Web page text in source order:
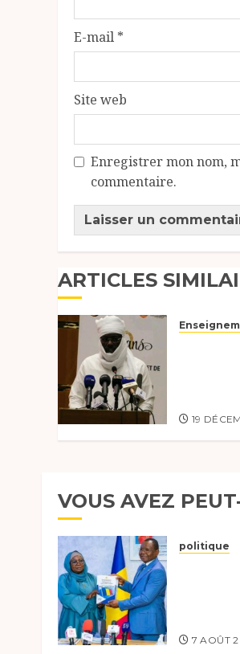
E-mail *
Site web
Enregistrer mon nom,
commentaire.
ARTICLES
19
VOUS AVEZ
politique
7 AOÛT